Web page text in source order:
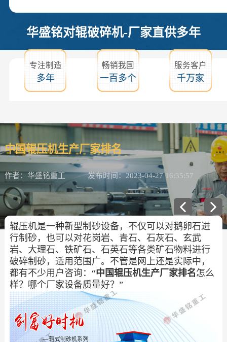
华盛铭对辊破碎机-厂家直供多年
专注制造
多年
畅销我国
一百多个
服务客户
千万家
中国辊压机生产厂家排名
作者：华盛铭重工 发布时间：2023-04-27 16:35:57
辊压机是一种新型制砂设备，不仅可以对鹅卵石进
行制砂，也可以对花岗岩、青石、石灰石、玄武
岩、大理石、铁矿石、石英石等各类矿石物料进行
破碎制砂，适用范围广。不管是网上还是实际中，
都有不少用户咨询：“中国辊压机生产厂家排名怎么
样？哪个厂家设备质量好？”